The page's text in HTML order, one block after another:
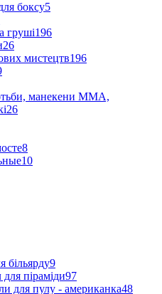
боксу5
груші196
26
мистецтв196
манекени ММА,
26
8
10
більярду9
для піраміди97
для пулу - американка48